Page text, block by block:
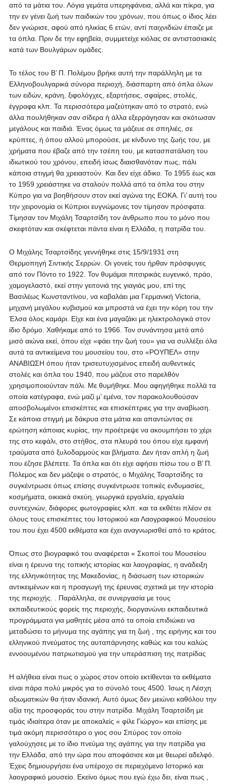
από τα μάτια του. Λόγια γεμάτα υπερηφάνεια, αλλά και πίκρα, για
την εν γένει ζωή των παιδικών του χρόνων, που όπως ο ίδιος λέει
δεν γνώρισε, αφού από ηλικίας 6 ετών, αντί παιχνιδιών έπαιζε με
τα όπλα. Πριν δε την εφηβεία, συμμετείχε κιόλας σε αντιστασιακές
κατά των Βουλγάρων ομάδες.
Το τέλος του Β’ Π. Πολέμου βρήκε αυτή την παράλληλη με τα
Ελληνοβουλγαρικά σύνορα περιοχή, διάσπαρτη από όπλα όλων
των ειδών, κράνη, ξιφολόγχες, εξαρτήσεις, σφαίρες, στολές,
έγγραφα κλπ. Τα περισσότερα μαζεύτηκαν από το στρατό, ενώ
άλλα πουλήθηκαν σαν σίδερα ή άλλα εξερράγησαν και σκότωσαν
μεγάλους και παιδιά. Ένας όμως τα μάζευε σε σπηλιές, σε
κρύπτες, ή όπου αλλού μπορούσε, με κίνδυνο της ζωής του, με
χρήματα που έβαζε από την τσέπη του, με κατασπατάλιση του
ιδιωτικού του χρόνου, επειδή ίσως διαισθανόταν πως, πάλι
κάποια στιγμή θα χρειαστούν. Kαι δεν είχε άδικο. Το 1955 έως και
το 1959 χρειάστηκε να σταλούν πολλά από τα όπλα του στην
Κύπρο για να βοηθήσουν στον εκεί αγώνα της ΕΟΚΑ. Γι’ αυτή του
την χειρονομία οι Κύπριοι ευγνώμονες τον τίμησαν πρόσφατα.
Τίμησαν τον Μιχάλη Τσαρτσίδη τον άνθρωπο που το μόνο που
σκεφτόταν και σκέφτεται πάντα είναι η Ελλάδα, η πατρίδα του.
Ο Μιχάλης Τσαρτσίδης γεννήθηκε στις 15/9/1931 στη
Θερμοπηγή Σιντικής Σερρών. Οι γονείς του ήρθαν πρόσφυγες
από τον Πόντο το 1922. Τον θυμάμαι πιτσιρικάς ευγενικό, πράο,
χαμογελαστό, εκεί στην γειτονιά της γιαγιάς μου, επί της
Βασιλέως Κωνσταντίνου, να καβαλάει μια Γερμανική Victoria,
μηχανή μεγάλου κυβισμού και μπροστά να έχει την κόρη του την
Έλσα όλος καμάρι. Είχε και ένα μαγαζάκι με ηλεκτρολογικά στον
ίδιο δρόμο. Χαθήκαμε από το 1966. Τον συνάντησα μετά από
μισό αιώνα εκεί, όπου είχε «φάει την ζωή του» για να συλλέξει όλα
αυτά τα αντικείμενα του μουσείου του, στο «ΡΟΥΠΕΛ» στην
ΑΝΑΒΙΩΣΗ όπου ήταν τρισευτυχισμένος επειδή αυθεντικές
στολές και όπλα του 1940, που μάζευε στο παρελθόν
χρησιμοποιούνταν πάλι. Με θυμήθηκε. Μου αφηγήθηκε πολλά τα
οποία κατέγραφα, ενώ μαζί μ’ εμένα, τον παρακολουθούσαν
αποσβολωμένοι επισκέπτες και επισκέπτριες για την αναβίωση.
Σε κάποια στιγμή με δάκρυα στα μάτια και απαντώντας σε
ερώτηση κάποιας κυρίας, την προέτρεψε να ακουμπήσει το χέρι
της στο κεφάλι, στο στήθος, στα πλευρά του όπου είχε εμφανή
τραύματα από ξυλοδαρμούς και βλήματα. Δεν ήταν απλή η ζωή
που έζησε βλέπετε. Τα όπλα και ότι είχε αφήσει πίσω του ο Β’ Π.
Πόλεμος και δεν μάζεψε ο στρατός, ο Μιχάλης Τσαρτσίδης τα
συγκέντρωσε όπως επίσης συγκέντρωσε τοπικές ενδυμασίες,
κοσμήματα, οικιακά σκεύη, γεωργικά εργαλεία, εργαλεία
συντεχνιών, διάφορες φωτογραφίες κλπ. και τα εκθέτει πλέον σε
όλους τους επισκέπτες του Ιστορικού και Λαογραφικού Μουσείου
του που έχει 4500 εκθέματα και έχει αναγνωρισθεί από το κράτος.
Όπως στο βιογραφικό του αναφέρεται « Σκοποί του Μουσείου
είναι η έρευνα της τοπικής ιστορίας και λαογραφίας, η ανάδειξη
της ελληνικότητας της Μακεδονίας, η διάσωση των ιστορικών
αντικειμένων και η προαγωγή της έρευνας σχετικά με την ιστορία
της περιοχής. . Παράλληλα, σε συνεργασία με τους
εκπαιδευτικούς φορείς της περιοχής, διοργανώνει εκπαιδευτικά
προγράμματα για μαθητές μέσα από τα οποία επιδιώκει να
μεταδώσει το μήνυμα της αγάπης για τη ζωή , της ειρήνης και του
ελληνικού πνεύματος της αυταπάρνησης καθώς και του καλώς
εννοουμένου πατριωτισμού για την υπεράσπιση της πατρίδας
Η αλήθεια είναι πως ο χώρος στον οποίο εκτίθενται τα εκθέματα
είναι πάρα πολύ μικρός για το σύνολό τους 4500. Ίσως η Λέσχη
αξιωματικών θα ήταν ιδανική. Αυτό όμως δεν μειώνει καθόλου την
αξία της προσφοράς του στην πατρίδα. Μιχάλη Τσαρτσίδη με
τιμάς ιδιαίτερα όταν με αποκαλείς « φίλε Γιώργο» και επίσης με
τιμά ακόμη περισσότερο ο γιος σου Σπύρος τον οποίο
γαλούχησες με το ίδιο πνεύμα της αγάπης για την πατρίδα για
την Ελλάδα, από την ώρα που αποφάσισε και με θεωρεί αδελφό.
Έχεις δημιουργήσει ένα υπέροχο σε περιεχόμενο Ιστορικό και
λαογραφικό μουσείο. Εκείνο όμως που εγώ έχω δει, είναι πως ,